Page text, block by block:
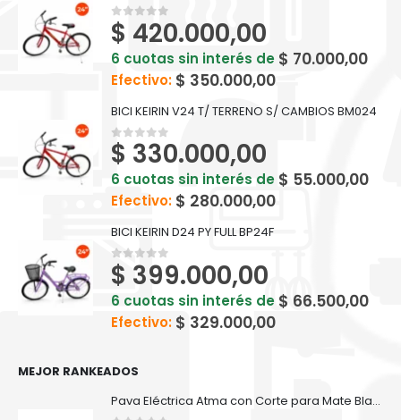
0out of 5
$ 420.000,00
6 cuotas sin interés de $ 70.000,00
Efectivo: $ 350.000,00
BICI KEIRIN V24 T/ TERRENO S/ CAMBIOS BM024
0out of 5
$ 330.000,00
6 cuotas sin interés de $ 55.000,00
Efectivo: $ 280.000,00
BICI KEIRIN D24 PY FULL BP24F
0out of 5
$ 399.000,00
6 cuotas sin interés de $ 66.500,00
Efectivo: $ 329.000,00
MEJOR RANKEADOS
Pava Eléctrica Atma con Corte para Mate Blanca 1.7 lt - 91PE1821AP2